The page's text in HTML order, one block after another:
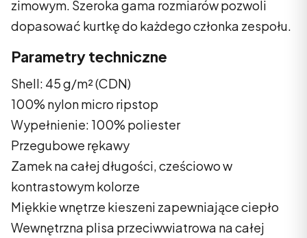
zimowym. Szeroka gama rozmiarów pozwoli
dopasować kurtkę do każdego członka zespołu.
Parametry techniczne
Shell: 45 g/m² (CDN)
100% nylon micro ripstop
Wypełnienie: 100% poliester
Przegubowe rękawy
Zamek na całej długości, cześciowo w
kontrastowym kolorze
Miękkie wnętrze kieszeni zapewniające ciepło
Wewnętrzna plisa przeciwwiatrowa na całej